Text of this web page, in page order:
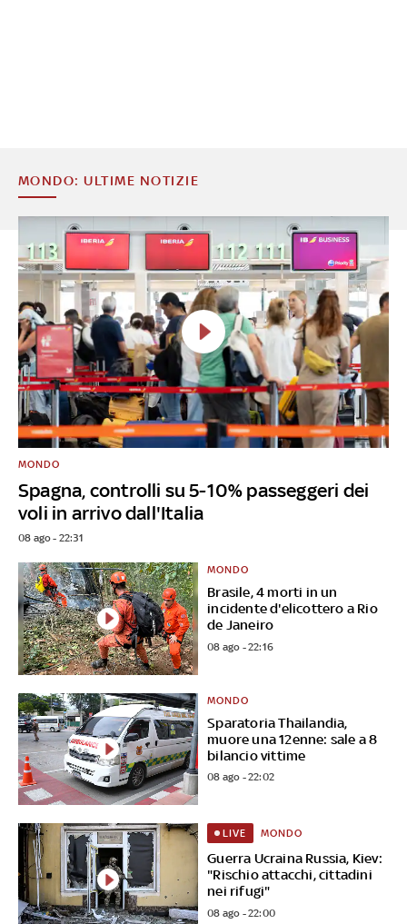
MONDO: ULTIME NOTIZIE
Spagna, controlli su 5-10% passeggeri dei
voli in arrivo dall'Italia
MONDO
08 ago - 22:31
Brasile, 4 morti in un
incidente d'elicottero a Rio
de Janeiro
MONDO
08 ago - 22:16
Sparatoria Thailandia,
muore una 12enne: sale a 8
bilancio vittime
MONDO
08 ago - 22:02
Guerra Ucraina Russia, Kiev:
"Rischio attacchi, cittadini
nei rifugi"
LIVE MONDO
08 ago - 22:00